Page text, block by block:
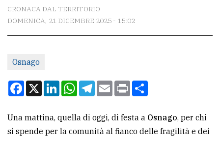
redazione
Scrivici
la
tua
CRONACA DAL TERRITORIO
DOMENICA, 21 DICEMBRE 2025 - 15:02
Osnago
Facebook
X LinkedInWhatsApp
Telegram
EmailPrint
Una mattina, quella di oggi, di festa a Osnago, per chi
si spende per la comunità al fianco delle fragilità e dei